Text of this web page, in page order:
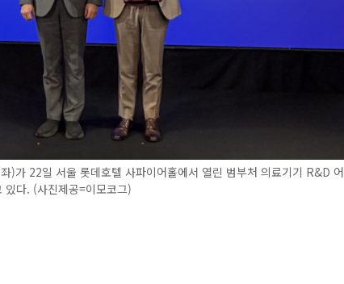
)가 22일 서울 롯데호텔 사파이어홀에서 열린 범부처 의료기기 R&D 어
있다. (사진제공=이모코그)